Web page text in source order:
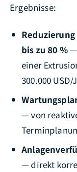
Ergebnisse:
bis zu 80 %—
einer
300.000 USD/
— von
— direkt